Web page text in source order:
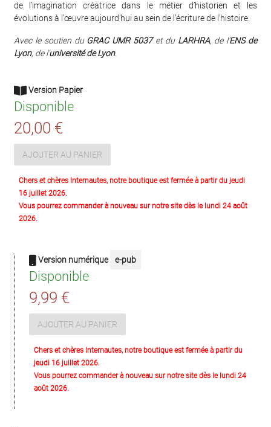
de l’imagination créatrice dans le métier d’historien et les
évolutions à l’œuvre aujourd’hui au sein de l’écriture de l’histoire.
Avec le soutien du GRAC UMR 5037et du LARHRA, de l’ENS de
Lyon, de l’université de Lyon.
Version Papier
Disponible
20,00 €
AJOUTER AU PANIER
Chers et chères Internautes, notre boutique est fermée à partir du jeudi
16 juillet 2026.
Vous pourrez commander à nouveau sur notre site dès le lundi 24 août
2026.
Version numérique e-pub
Disponible
9,99 €
AJOUTER AU PANIER
Chers et chères Internautes, notre boutique est fermée à partir du
jeudi 16 juillet 2026.
Vous pourrez commander à nouveau sur notre site dès le lundi 24
août 2026.